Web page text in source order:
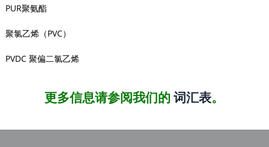
PUR聚氨酯
聚氯乙烯（PVC）
PVDC 聚偏二氯乙烯
更多信息请参阅我们的 词汇表。